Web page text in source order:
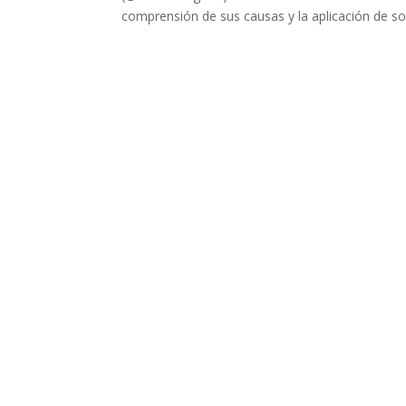
comprensión de sus causas y la aplicación de